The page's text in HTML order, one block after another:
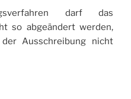
darf das
so abgeändert werden,
Ausschreibung nicht